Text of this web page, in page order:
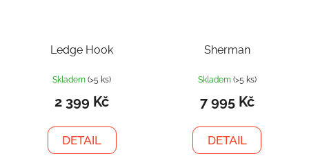
Ledge Hook
Skladem(>5 ks)
2 399 Kč
DETAIL
Sherman
Skladem (>5 ks)
7 995 Kč
DETAIL